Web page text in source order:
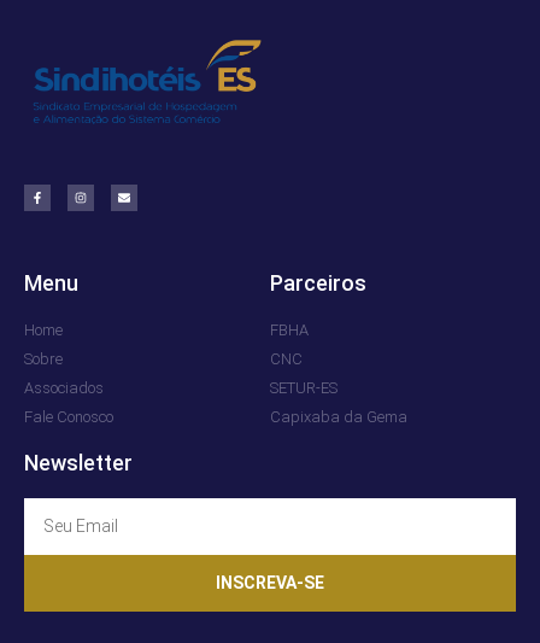
Menu
Home
Sobre
Associados
Fale Conosco
Parceiros
FBHA
CNC
SETUR-ES
Capixaba da Gema
Newsletter
INSCREVA-SE